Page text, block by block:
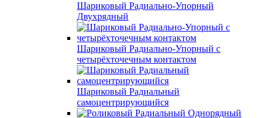
Шариковый Радиально-Упорный
Двухрядный
Шариковый Радиально-Упорный с
четырёхточечным контактом
Шариковый Радиальный
самоцентрирующийся